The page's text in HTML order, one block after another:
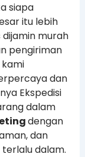
siapa
itu lebih
dijamin murah
pengiriman
dan
Ekspedisi
dalam
dengan
dan
dalam.